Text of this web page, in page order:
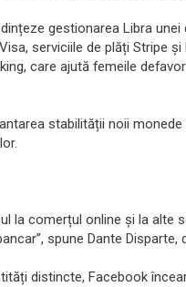
gestionarea Libra
serviciile de plăți Stripe
care ajută femeile
stabilității noii
la comerțul online și la alte
spune Dante Disparte,
distincte, Facebook